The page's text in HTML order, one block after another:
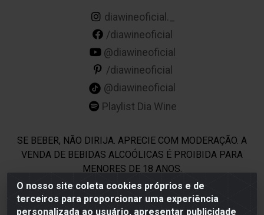
O nosso site coleta cookies próprios e de
terceiros para proporcionar uma experiência
personalizada ao usuário, apresentar publicidade
diawineoficial._
/diawineoficial
@diawineoficial
/diawineoficial
@diawineoficial
Playlist Dia Wine
SE BEBER, NÃO DIRIJA. APRECIE COM MODERAÇÃO. A
VENDA DE BEBIDAS ALCOÓLICAS É PROIBIDA PARA
MENORES DE 18 ANOS.
Dia Wine - Rodovia BR 232 KM 22,5 - Moreno/PE - CEP 54800-